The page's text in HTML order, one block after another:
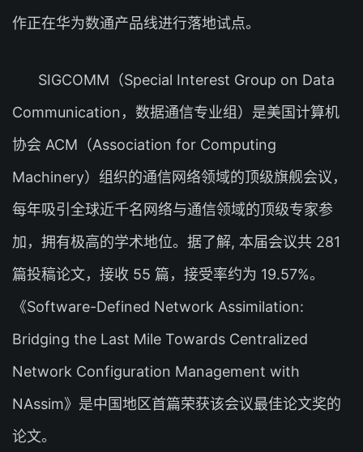
作正在华为数通产品线进行落地试点。
SIGCOMM（Special Interest Group on Data
Communication，数据通信专业组）是美国计算机
协会 ACM（Association for Computing
Machinery）组织的通信网络领域的顶级旗舰会议，
每年吸引全球近千名网络与通信领域的顶级专家参
加，拥有极高的学术地位。据了解, 本届会议共 281
篇投稿论文，接收 55 篇，接受率约为 19.57%。
《Software-Defined Network Assimilation:
Bridging the Last Mile Towards Centralized
Network Configuration Management with
NAssim》是中国地区首篇荣获该会议最佳论文奖的
论文。